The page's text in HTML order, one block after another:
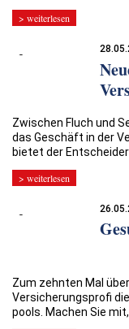
> weiterlesen
Zwischen Fluch und
das Geschäft in der
bietet der
> weiterlesen
Zum zehnten Mal
Versicherungsprofi
pools. Machen Sie